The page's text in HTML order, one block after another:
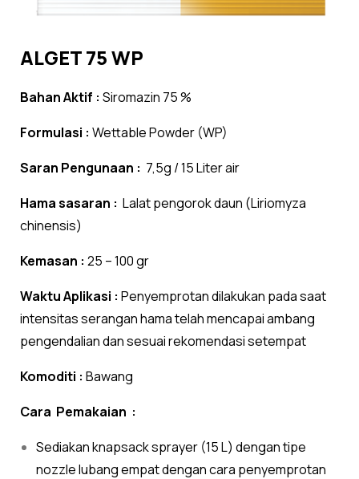
ALGET 75 WP
Bahan Aktif : Siromazin 75 %
Formulasi : Wettable Powder (WP)
Saran Pengunaan : 7,5g / 15 Liter air
Hama sasaran : Lalat pengorok daun (Liriomyza
chinensis)
Kemasan : 25 – 100 gr
Waktu Aplikasi : Penyemprotan dilakukan pada saat
intensitas serangan hama telah mencapai ambang
pengendalian dan sesuai rekomendasi setempat
Komoditi : Bawang
Cara Pemakaian :
Sediakan knapsack sprayer (15 L) dengan tipe
nozzle lubang empat dengan cara penyemprotan